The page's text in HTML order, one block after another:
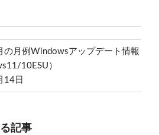
の月例Windowsアップデート情報
10ESU）
14日
記事